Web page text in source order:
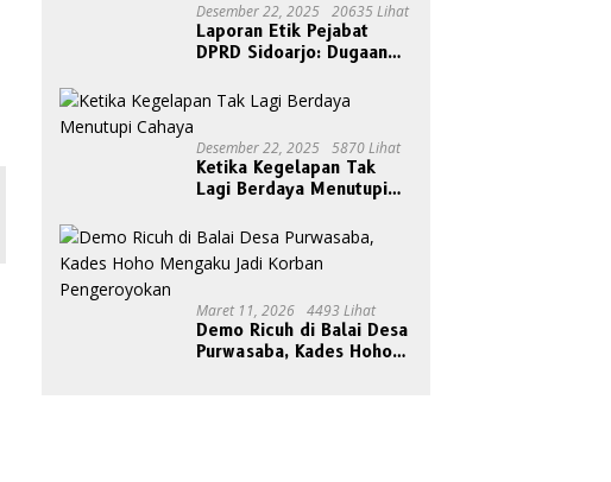
Desember 22, 2025 20635 Lihat
Laporan Etik Pejabat
DPRD Sidoarjo: Dugaan
Disorot Publik
Desember 22, 2025 5870 Lihat
Ketika Kegelapan Tak
Lagi Berdaya Menutupi
Maret 11, 2026 4493 Lihat
Demo Ricuh di Balai Desa
Purwasaba, Kades Hoho